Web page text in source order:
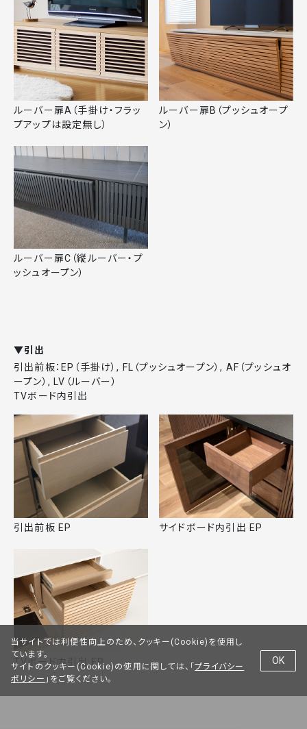
ルーバー扉A（手掛け・フラッ
プアップは設定無し）
ルーバー扉B（プッシュオープ
ン）
ルーバー扉C（縦ルーバー・プ
ッシュオープン）
▼引出
引出前板：EP（手掛け）, FL（プッシュオープン）, AF（プッシュオ
ープン）, LV（ルーバー）
TVボード内引出
引出前板 EP サイドボード内引出 EP
TVボード内引出 EP
当サイトでは利便性向上のため、クッキー(Cookie)を使用し
ています。
サイトのクッキー(Cookie)の使用に関しては、「プライバシー
ポリシー 」をご覧ください。
OK